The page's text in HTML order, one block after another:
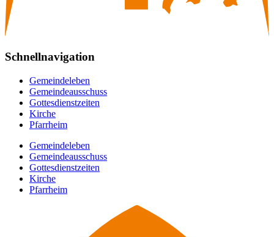
Schnellnavigation
Gemeindeleben
Gemeindeausschuss
Gottesdienstzeiten
Kirche
Pfarrheim
Gemeindeleben
Gemeindeausschuss
Gottesdienstzeiten
Kirche
Pfarrheim